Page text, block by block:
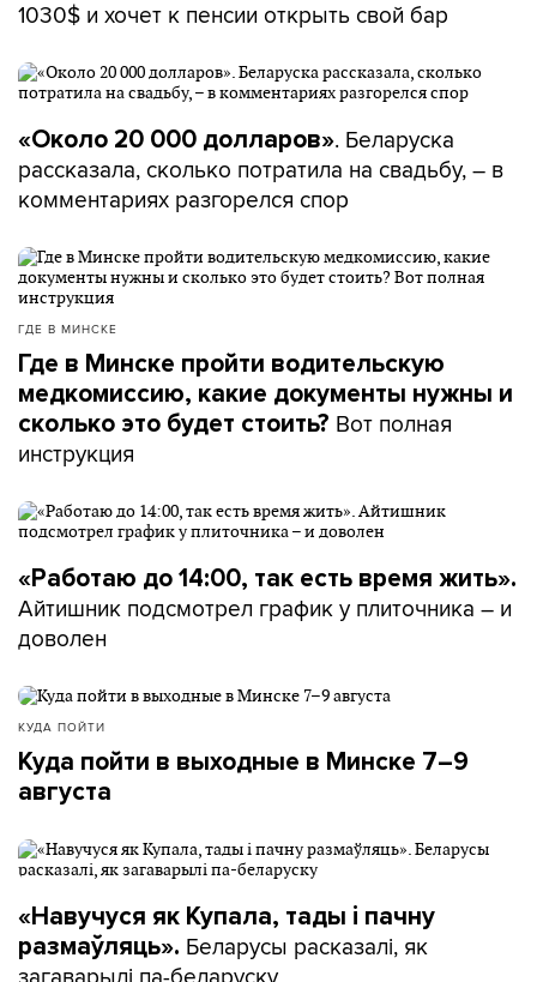
1030$ и хочет к пенсии открыть свой бар
«Около 20 000 долларов». Беларуска
рассказала, сколько потратила на свадьбу, – в
комментариях разгорелся спор
ГДЕ В МИНСКЕ
Где в Минске пройти водительскую
медкомиссию, какие документы нужны и
сколько это будет стоить? Вот полная
инструкция
«Работаю до 14:00, так есть время жить».
Айтишник подсмотрел график у плиточника – и
доволен
КУДА ПОЙТИ
Куда пойти в выходные в Минске 7–9
августа
«Навучуся як Купала, тады і пачну
размаўляць». Беларусы расказалі, як